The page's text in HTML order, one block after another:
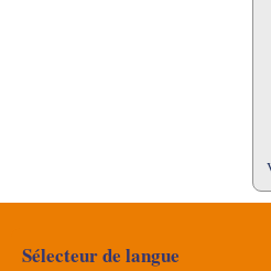
Sélecteur de langue